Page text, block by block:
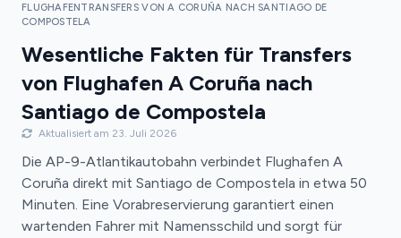
FLUGHAFENTRANSFERS VON A CORUÑA NACH SANTIAGO DE
COMPOSTELA
Wesentliche Fakten für Transfers
von Flughafen A Coruña nach
Santiago de Compostela
Aktualisiert am 23. Juli 2026
Die AP-9-Atlantikautobahn verbindet Flughafen A
Coruña direkt mit Santiago de Compostela in etwa 50
Minuten. Eine Vorabreservierung garantiert einen
wartenden Fahrer mit Namensschild und sorgt für